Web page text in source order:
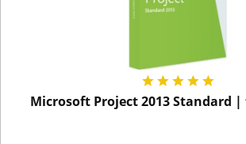
Microsoft Project 2013 Standard